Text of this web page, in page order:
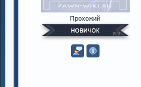
Прохожий